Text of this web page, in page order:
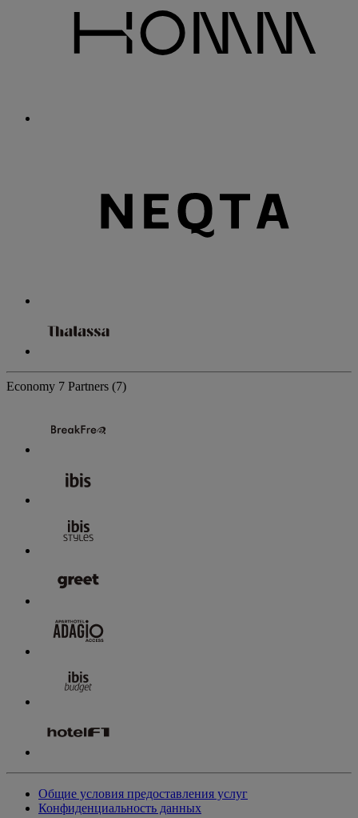
Economy 7 Partners (7)
Общие условия предоставления услуг
Конфиденциальность данных